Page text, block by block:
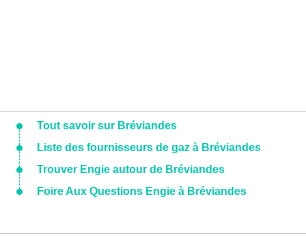
Tout savoir sur Bréviandes
Liste des fournisseurs de gaz à Bréviandes
Trouver Engie autour de Bréviandes
Foire Aux Questions Engie à Bréviandes